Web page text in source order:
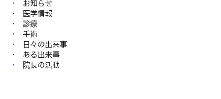
お知らせ
医学情報
診療
手術
日々の出来事
ある出来事
院長の活動